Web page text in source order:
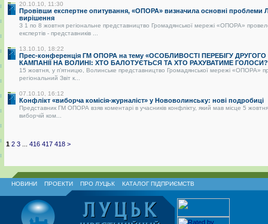
20.10.10, 11:30
Провівши експертне опитування, «ОПОРА» визначила основні проблеми
вирішення
З 1 по 8 жовтня регіональне представництво Громадянської мережі «ОПОРА»
експертів - представників ...
13.10.10, 18:22
Прес-конференція ГМ ОПОРА на тему «ОСОБЛИВОСТІ ПЕРЕБІГУ
КАМПАНІЇ НА ВОЛИНІ: ХТО БАЛОТУЄТЬСЯ ТА ХТО РАХУВАТИМЕ
15 жовтня, у п’ятницю, Волинське представництво Громадянської мережі «ОПОРА»
регіональний Звіт к...
07.10.10, 16:12
Конфлікт «виборча комісія-журналіст» у Нововолинську: нові подробиці
Представник ГМ ОПОРА взяв коментарі в учасників конфлікту, який мав місце 5 жовтня
виборчій ком...
1 2 3 416 417 418 >
НОВИНИ ПРОЕКТИ ПРО ЛУЦЬК КАТАЛОГ ПІДПРИЄМСТВ